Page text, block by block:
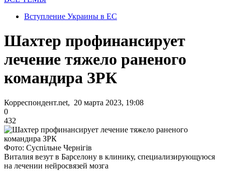
Вступление Украины в ЕС
Шахтер профинансирует
лечение тяжело раненого
командира ЗРК
Корреспондент.net, 20 марта 2023, 19:08
0
432
Фото: Суспільне Чернігів
Виталия везут в Барселону в клинику, специализирующуюся
на лечении нейросвязей мозга